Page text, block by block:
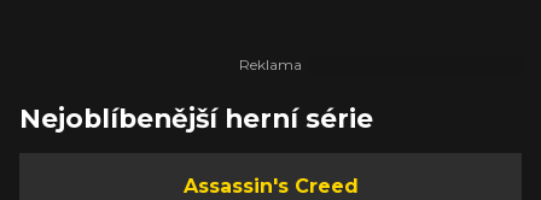
Nejoblíbenější herní série
Assassin's Creed